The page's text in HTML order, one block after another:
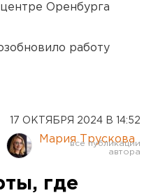
Оренбурга
работу
17 ОКТЯБРЯ 2024 В 14:52
Мария Трускова
где